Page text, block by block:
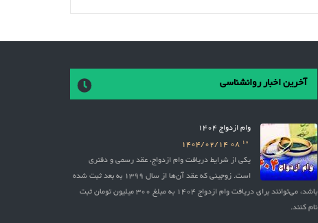
آخرین اخبار روانشناسی
وام ازدواج 1404
10
1404/02/14
یکی از شرایط دریافت وام ازدواج، عقد رسمی و دفتری
است. زوجینی که عقد آن‌ها از سال 1399 به بعد ثبت شده
باشد، می‌توانند برای دریافت وام ازدواج 1404 به مبلغ 300 میلیون تومان ثبت
نام کنند.